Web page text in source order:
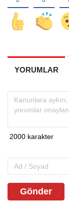
YORUMLAR
Gönder